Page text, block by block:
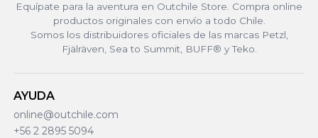
Equípate para la aventura en Outchile Store. Compra online
productos originales con envío a todo Chile.
Somos los distribuidores oficiales de las marcas Petzl,
Fjälräven, Sea to Summit, BUFF® y Teko.
AYUDA
online@outchile.com
+56 2 2895 5094